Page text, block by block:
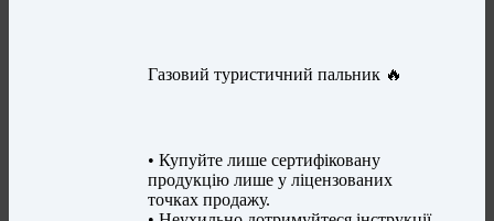
Газовий туристичний пальник 🔥
• Купуйте лише сертифіковану
продукцію лише у ліцензованих
точках продажу.